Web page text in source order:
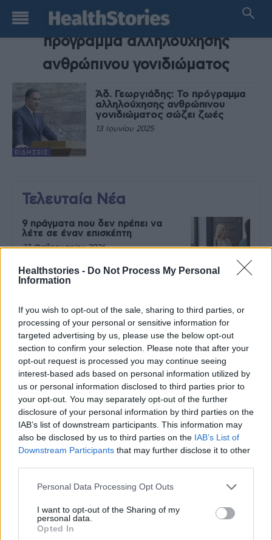
Healthstories - Do Not Process My Personal
Information
If you wish to opt-out of the sale, sharing to third parties, or
processing of your personal or sensitive information for
targeted advertising by us, please use the below opt-out
section to confirm your selection. Please note that after your
opt-out request is processed you may continue seeing
interest-based ads based on personal information utilized by
us or personal information disclosed to third parties prior to
your opt-out. You may separately opt-out of the further
disclosure of your personal information by third parties on the
IAB’s list of downstream participants. This information may
also be disclosed by us to third parties on the IAB’s List of
Downstream Participants that may further disclose it to other
Personal Data Processing Opt Outs
I want to opt-out of the Sharing of my
personal data.
Opted In
TAG
πρόγραμμα αλληλούχησης
ανθρώπινου γονιδιώματος
ΕΙΔΉΣΕΙΣ
Άδ. Γεωργιάδης: Το πρόγραμμα
αλληλούχησης ανθρώπινου
γονιδιώματος σώζει ζωές
13 Ιουνίου 2025
Τελευταία Νέα
9 πράγματα που δεν πρέπει να
λέτε σε έναν επισκέπτη
27 Φεβρουαρίου 2026
γεννηθεί μέσω εξωσωματικής, με
την υποστήριξη της Be-Live
27 Φεβρουαρίου 2026
Μεταπροπονητική πείνα: Ο λόγος
που θέλεις να καταβροχθίσεις τα
πάντα μετά την άσκηση
27 Φεβρουαρίου 2026
Ωρίων – Σπάνια νοσήματα
συνδέονται με μνημεία που
πνεύμα της χώρας μας
Γεωργιάδης: Πολλαπλά οφέλη από